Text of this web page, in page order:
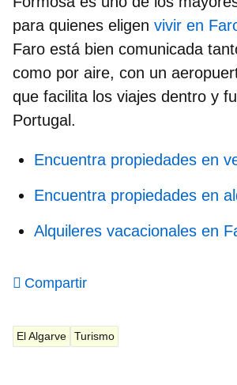
para quienes eligen vivir en
Faro está bien comunicada
como por aire, con un
que facilita los viajes dentro y
Portugal.
Encuentra propiedades en
Encuentra propiedades en
Alquileres vacacionales en
Compartir
El Algarve Turismo